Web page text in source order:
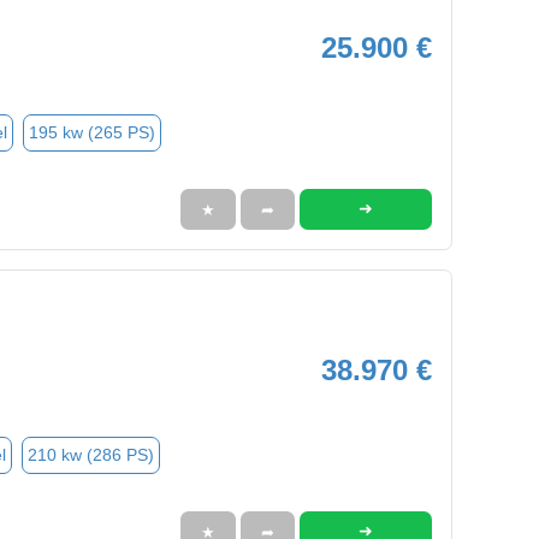
25.900 €
195 kw (265 PS)
★ ➦ ➜
38.970 €
210 kw (286 PS)
★ ➦ ➜